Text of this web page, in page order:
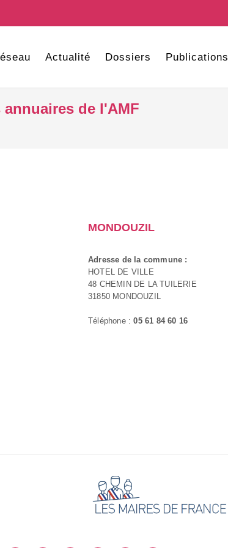
Actualité Dossiers Publications
annuaires de l'AMF
MONDOUZIL
Adresse de la commune :
HOTEL DE VILLE
48 CHEMIN DE LA TUILERIE
31850 MONDOUZIL
Téléphone :05 61 84 60 16